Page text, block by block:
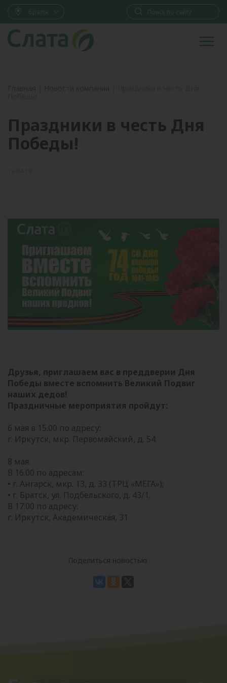
Братск
Главная Новости компании
Праздники в честь Дня
Победы!
Друзья, приглашаем вас в преддверии Дня
Победы вместе вспомнить Великий Подвиг
наших дедов!
Праздничные мероприятия пройдут:
6 мая в 15.00 по адресу:
г. Иркутск, мкр. Первомайский, д. 54.
8 мая:
В 16.00 по адресам:
• г. Ангарск, мкр. 13, д. 33 (ТРЦ «МЕГА»);
• г. Братск, ул. Подбельского, д. 43/1.
В 17:00 по адресу:
г. Иркутск, Академическая, 31
Поделиться новостью